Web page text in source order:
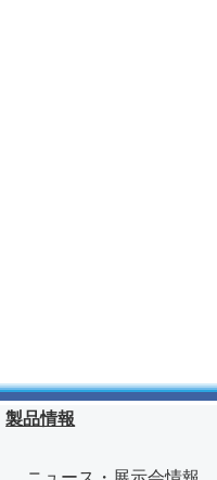
製品情報